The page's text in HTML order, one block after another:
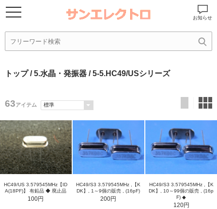
お知らせ
トップ/5.水晶・発振器 / 5-5.HC49/USシリーズ
63アイテム
HC49/US 3.579545MHz【ID
A(18PF)】 有鉛品 ◆ 廃止品
100円
HC49/S3 3.579545MHz ,【K
DK】, 1～9個の販売 , (16pF)
200円
HC49/S3 3.579545MHz ,【K
DK】, 10～99個の販売 , (16p
F) ◆
120円